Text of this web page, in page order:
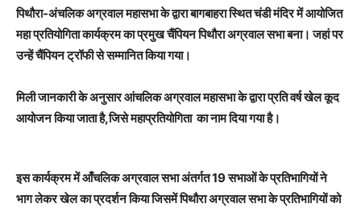
पिथौरा-अंचलिक अग्रवाल महासभा के द्वारा बागबाहरा स्थित चंडी मंदिर में आयोजित
महा प्रतियोगिता कार्यक्रम का प्रमुख चैंपियन पिथौरा अग्रवाल सभा बना। जहां पर
उन्हें चैंपियन ट्रॉफी से सम्मानित किया गया।
मिली जानकारी के अनुसार आंचलिक अग्रवाल महासभा के द्वारा प्रति वर्ष खेल कूद
आयोजन किया जाता है,जिसे महाप्रतियोगिता का नाम दिया गया है।
इस कार्यक्रम में आँचलिक अग्रवाल सभा अंतर्गत 19 सभाओं के प्रतिभागियों ने
भाग लेकर खेल का प्रदर्शन किया जिसमें पिथौरा अग्रवाल सभा के प्रतिभागियों को